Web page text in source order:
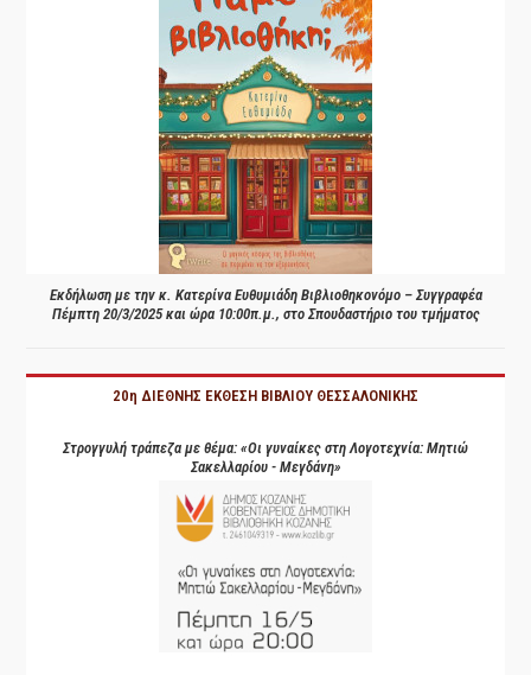
Εκδήλωση με την κ. Κατερίνα Ευθυμιάδη Βιβλιοθηκονόμο – Συγγραφέα
Πέμπτη 20/3/2025 και ώρα 10:00π.μ., στο Σπουδαστήριο του τμήματος
20η ΔΙΕΘΝΗΣ ΕΚΘΕΣΗ ΒΙΒΛΙΟΥ ΘΕΣΣΑΛΟΝΙΚΗΣ
Στρογγυλή τράπεζα με θέμα: «Οι γυναίκες στη Λογοτεχνία: Μητιώ
Σακελλαρίου - Μεγδάνη»